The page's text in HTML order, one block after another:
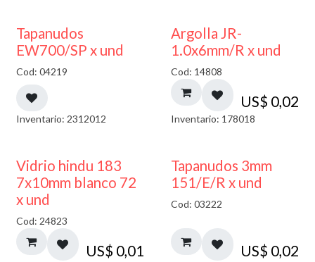
50% DESCUENTO
Tapanudos
EW700/SP x und
Cod: 04219
Inventario: 2312012
Argolla JR-
1.0x6mm/R x und
Cod: 14808
US$ 0,02
Inventario: 178018
40% DESCUENTO
Vidrio hindu 183
7x10mm blanco 72
x und
Cod: 24823
US$ 0,01
Tapanudos 3mm
151/E/R x und
Cod: 03222
US$ 0,02